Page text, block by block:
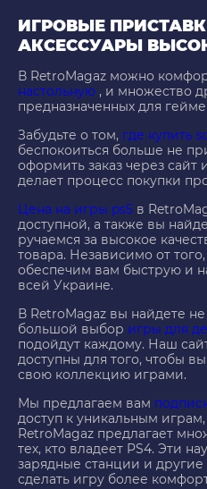
ИГРОВЫЕ
АКСЕССУАРЫ
В RetroMagaz можно
настольную , и множество
предназначенных для
Забудьте о том, где купить
беспокоиться больше не
оформить заказ через сайт
делает процесс покупки
Цена на игры ps5 в
доступной, а также вы
ручаемся за высокое
товара. Независимо от
обеспечим вам быструю и
всей Украине.
В RetroMagaz вы найдете
большой выбор игры для
подойдут каждому. Наш
доступны для того, чтобы
свою коллекцию играми.
Мы предлагаем вам
доступ к уникальным
RetroMagaz предлагает
тех, кто владеет PS4. Эти
зарядные станции и
сделать игру более